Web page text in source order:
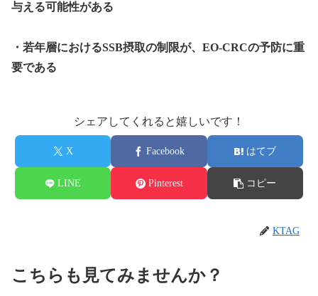
与える可能性がある
・若年層におけるSSB摂取の制限が、EO-CRCの予防に重
要である
シェアしてくれると嬉しいです！
X Facebook はてブ
LINE Pinterest コピー
KTAG
こちらも見てみませんか？